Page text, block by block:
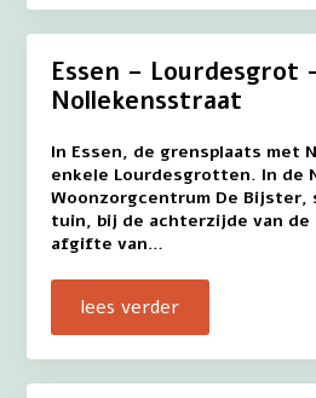
Essen – Lourdesgrot
Nollekensstraat
In Essen, de grensplaats met
enkele Lourdesgrotten. In de
Woonzorgcentrum De
tuin, bij de achterzijde van de
afgifte van…
lees verder